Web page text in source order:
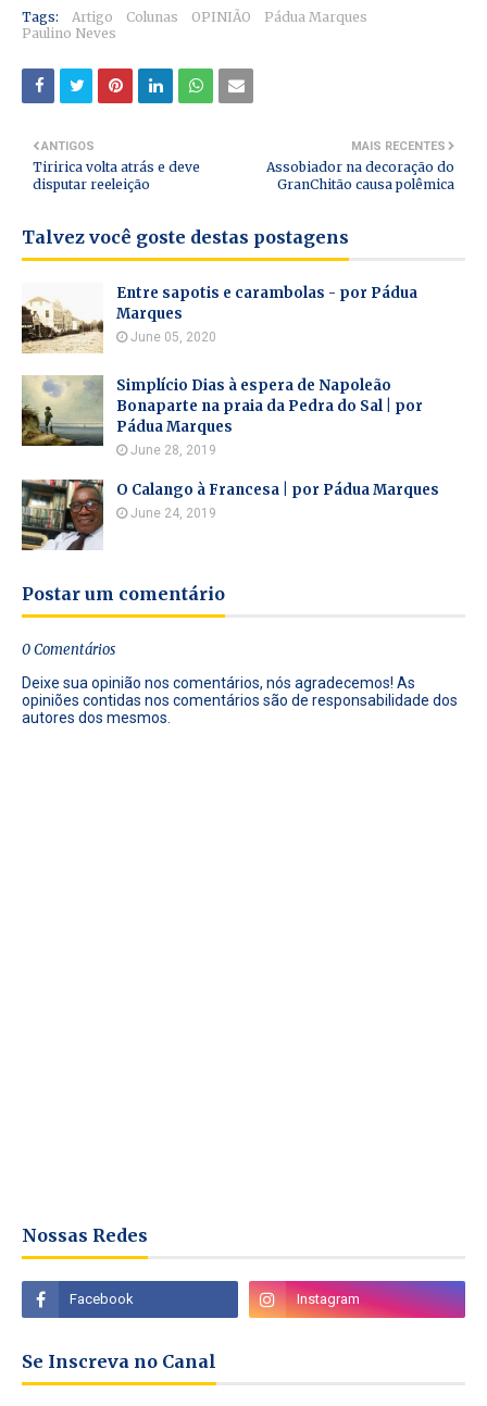
Tags: Artigo Colunas OPINIÃO
Pádua Marques
Paulino Neves
MAIS RECENTES
Assobiador na decoração do
GranChitão causa polêmica
ANTIGOS
Tiririca volta atrás e deve
disputar reeleição
Talvez você goste destas postagens
Entre sapotis e carambolas - por Pádua
Marques
June 05, 2020
Simplício Dias à espera de Napoleão
Bonaparte na praia da Pedra do Sal | por
Pádua Marques
June 28, 2019
O Calango à Francesa | por Pádua Marques
June 24, 2019
Postar um comentário
0 Comentários
Deixe sua opinião nos comentários, nós agradecemos! As
opiniões contidas nos comentários são de responsabilidade dos
autores dos mesmos.
Nossas Redes
Se Inscreva no Canal